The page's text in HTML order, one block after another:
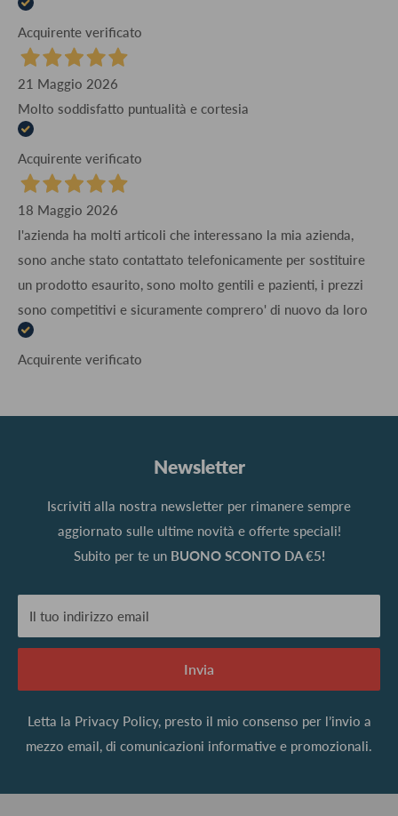
Acquirente verificato
21 Maggio 2026
Molto soddisfatto puntualità e cortesia
Acquirente verificato
18 Maggio 2026
l'azienda ha molti articoli che interessano la mia azienda,
sono anche stato contattato telefonicamente per sostituire
un prodotto esaurito, sono molto gentili e pazienti, i prezzi
sono competitivi e sicuramente comprero' di nuovo da loro
Acquirente verificato
Newsletter
Iscriviti alla nostra newsletter per rimanere sempre
aggiornato sulle ultime novità e offerte speciali!
Subito per te un BUONO SCONTO DA €5!
Il tuo indirizzo email
Invia
Letta la Privacy Policy, presto il mio consenso per l’invio a
mezzo email, di comunicazioni informative e promozionali.